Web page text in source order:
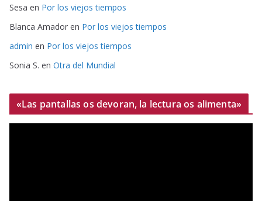
Sesa en Por los viejos tiempos
Blanca Amador en Por los viejos tiempos
admin en Por los viejos tiempos
Sonia S. en Otra del Mundial
«Las pantallas os devoran, la lectura os alimenta»